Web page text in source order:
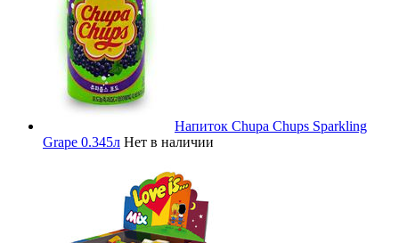
Напиток Chupa Chups Sparkling
Grape 0.345л Нет в наличии